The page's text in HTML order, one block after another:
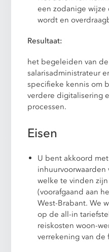
een zodanige
wordt en
Resultaat:
het begeleiden van
salarisadministrateur
specifieke kennis om
verdere digitalisering
processen.
Eisen
U bent akkoord
inhuurvoorwaarden
welke te vinden
(voorafgaand aan
West-Brabant. We
op de all-in
reiskosten woon-
verrekening van de